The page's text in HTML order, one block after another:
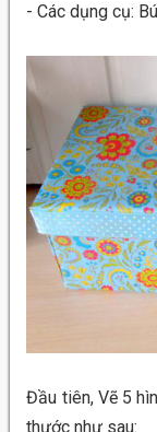
- Các dụng cụ:
Đầu tiên, Vẽ 5
thước như sau: